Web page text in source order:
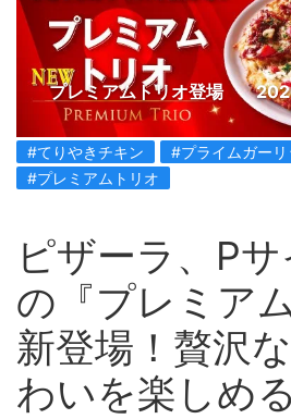
プレミアムトリオ登場
#てりやきチキン
#プライムガー
#プレミアムトリオ
ピザーラ、P
の『プレミア
新登場！贅沢
わいを楽しめる